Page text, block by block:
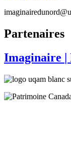
Partenaires
Imaginaire |